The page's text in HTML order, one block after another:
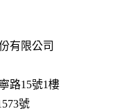
有限公司
路15號1樓
號